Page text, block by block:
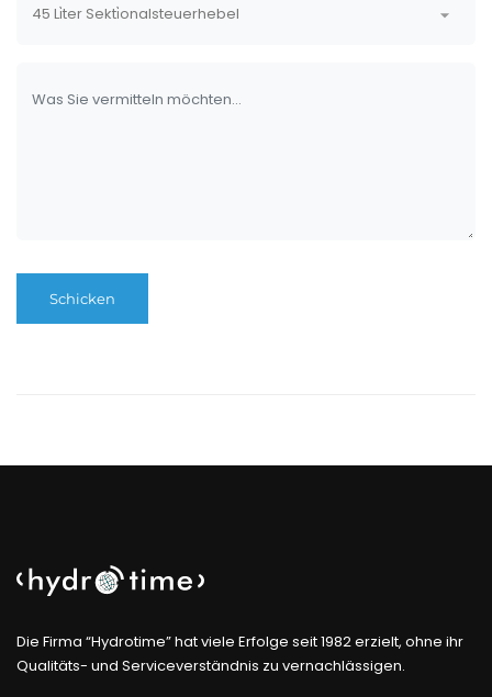
Die Firma “Hydrotime” hat viele Erfolge seit 1982 erzielt, ohne ihr
Qualitäts- und Serviceverständnis zu vernachlässigen.